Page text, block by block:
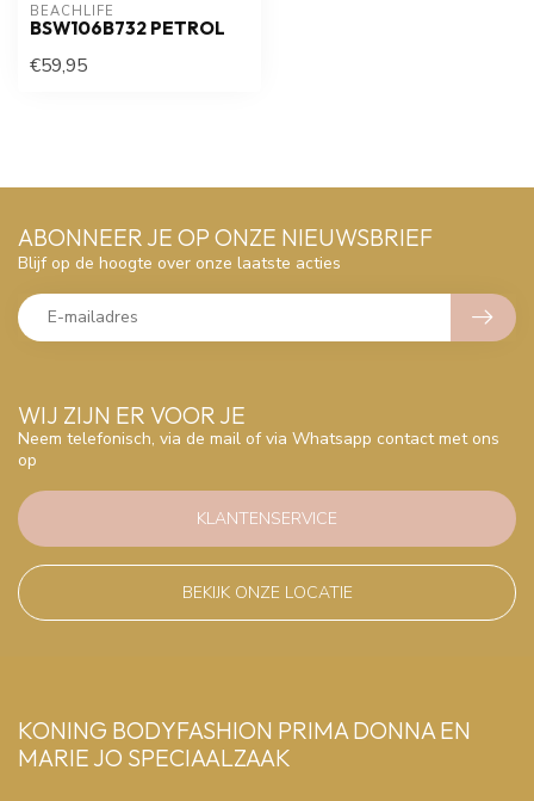
BEACHLIFE
BSW106B732 PETROL
€59,95
WIJ ZIJN ER VOOR JE
Neem telefonisch, via de mail of via Whatsapp contact met ons
op
KLANTENSERVICE
BEKIJK ONZE LOCATIE
ABONNEER JE OP ONZE NIEUWSBRIEF
Blijf op de hoogte over onze laatste acties
KONING BODYFASHION PRIMA DONNA EN
MARIE JO SPECIAALZAAK